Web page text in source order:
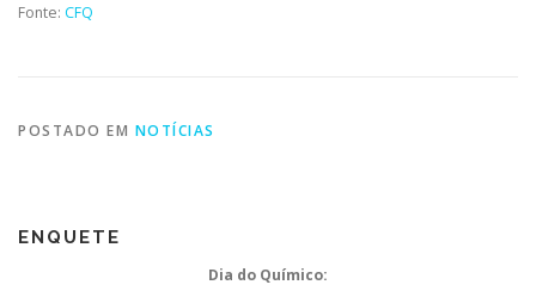
Fonte: CFQ
POSTADO EM NOTÍCIAS
ENQUETE
Dia do Químico: